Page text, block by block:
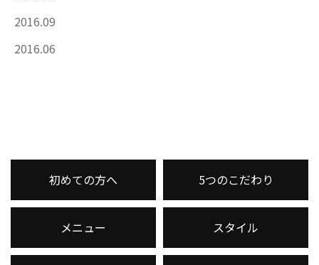
2016.09
2016.06
初めての方へ 5つのこだわり
メニュー スタイル